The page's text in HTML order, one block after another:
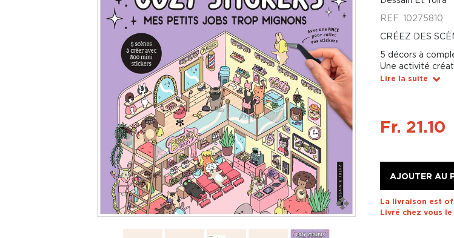
REF. 10275810
CRÉEZ DES
5 décors à
Une activité
Lire la suite
Fr. 21.10
AJOUTER AU
La livraison est
Livré chez vous